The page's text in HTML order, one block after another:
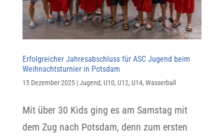
Erfolgreicher Jahresabschluss für ASC Jugend beim
Weihnachtsturnier in Potsdam
15 Dezember 2025|Jugend, U10, U12, U14, Wasserball
Mit über 30 Kids ging es am Samstag mit
dem Zug nach Potsdam, denn zum ersten